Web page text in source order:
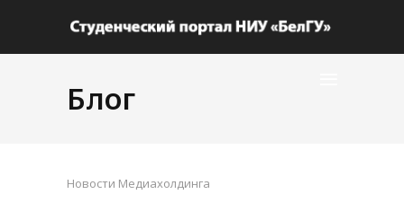
Блог
Новости Медиахолдинга